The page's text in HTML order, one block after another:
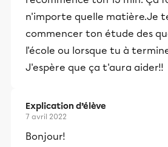
n'importe quelle matière.Je
commencer ton étude des
l'école ou lorsque tu à
J'espère que ça t'aura aider!!
Explication d’élève
7 avril 2022
Bonjour!